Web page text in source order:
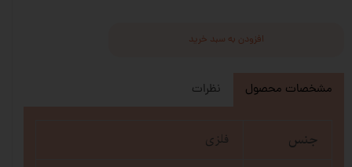
افزودن به سبد خرید
مشخصات محصول نظرات
جنس فلزی